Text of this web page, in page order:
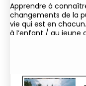
Apprendre à
changements de la
vie qui est en
à l’enfant / au jeune